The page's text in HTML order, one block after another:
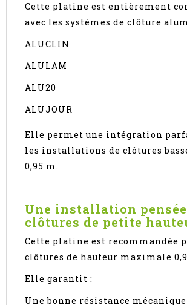
Cette platine est entièrement
avec les systèmes de clôture
ALUCLIN
ALULAM
ALU20
ALUJOUR
Elle permet une intégration
les installations de clôtures
0,95 m.
Une installation
clôtures de petite
Cette platine est recommandée
clôtures de hauteur maximale
Elle garantit :
Une bonne résistance